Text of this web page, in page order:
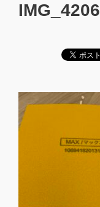
IMG_4206